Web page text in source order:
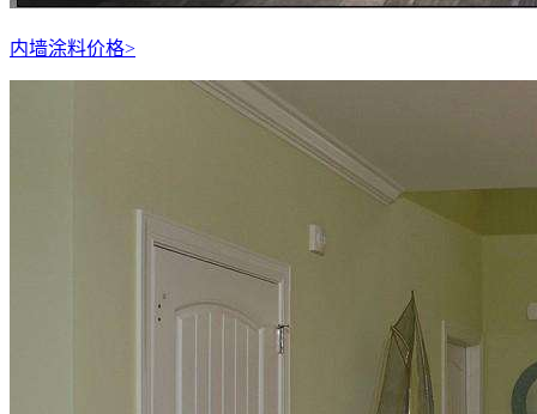
内墙涂料价格>